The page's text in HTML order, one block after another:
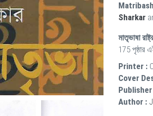
Sharkar
মাতৃভাষা
175 পৃষ্ঠার
Printer :
Cover
Author :